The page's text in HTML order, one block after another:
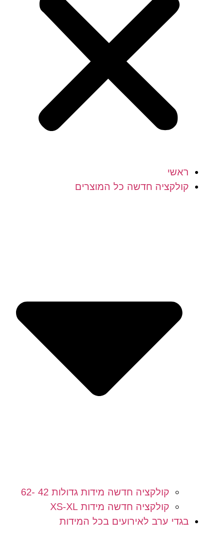
ראשי
קולקציה חדשה כל המוצרים
קולקציה חדשה מידות גדולות 42 -62
קולקציה חדשה מידות XS-XL
בגדי ערב לאירועים בכל המידות